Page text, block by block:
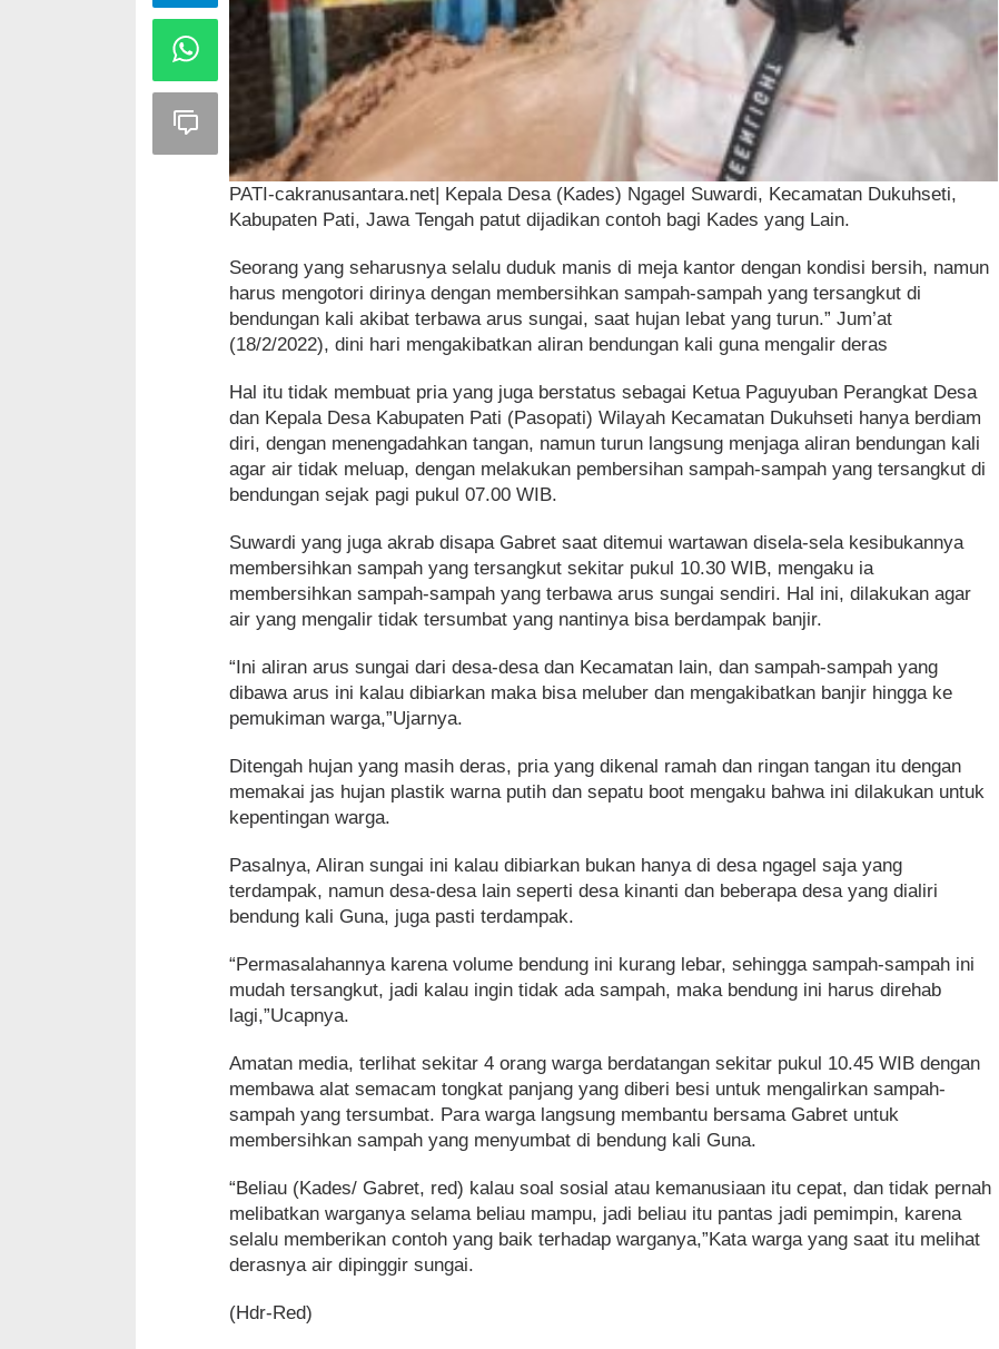
PATI-cakranusantara.net| Kepala Desa (Kades) Ngagel Suwardi, Kecamatan Dukuhseti,
Kabupaten Pati, Jawa Tengah patut dijadikan contoh bagi Kades yang Lain.
Seorang yang seharusnya selalu duduk manis di meja kantor dengan kondisi bersih, namun
harus mengotori dirinya dengan membersihkan sampah-sampah yang tersangkut di
bendungan kali akibat terbawa arus sungai, saat hujan lebat yang turun.” Jum’at
(18/2/2022), dini hari mengakibatkan aliran bendungan kali guna mengalir deras
Hal itu tidak membuat pria yang juga berstatus sebagai Ketua Paguyuban Perangkat Desa
dan Kepala Desa Kabupaten Pati (Pasopati) Wilayah Kecamatan Dukuhseti hanya berdiam
diri, dengan menengadahkan tangan, namun turun langsung menjaga aliran bendungan kali
agar air tidak meluap, dengan melakukan pembersihan sampah-sampah yang tersangkut di
bendungan sejak pagi pukul 07.00 WIB.
Suwardi yang juga akrab disapa Gabret saat ditemui wartawan disela-sela kesibukannya
membersihkan sampah yang tersangkut sekitar pukul 10.30 WIB, mengaku ia
membersihkan sampah-sampah yang terbawa arus sungai sendiri. Hal ini, dilakukan agar
air yang mengalir tidak tersumbat yang nantinya bisa berdampak banjir.
“Ini aliran arus sungai dari desa-desa dan Kecamatan lain, dan sampah-sampah yang
dibawa arus ini kalau dibiarkan maka bisa meluber dan mengakibatkan banjir hingga ke
pemukiman warga,”Ujarnya.
Ditengah hujan yang masih deras, pria yang dikenal ramah dan ringan tangan itu dengan
memakai jas hujan plastik warna putih dan sepatu boot mengaku bahwa ini dilakukan untuk
kepentingan warga.
Pasalnya, Aliran sungai ini kalau dibiarkan bukan hanya di desa ngagel saja yang
terdampak, namun desa-desa lain seperti desa kinanti dan beberapa desa yang dialiri
bendung kali Guna, juga pasti terdampak.
“Permasalahannya karena volume bendung ini kurang lebar, sehingga sampah-sampah ini
mudah tersangkut, jadi kalau ingin tidak ada sampah, maka bendung ini harus direhab
lagi,”Ucapnya.
Amatan media, terlihat sekitar 4 orang warga berdatangan sekitar pukul 10.45 WIB dengan
membawa alat semacam tongkat panjang yang diberi besi untuk mengalirkan sampah-
sampah yang tersumbat. Para warga langsung membantu bersama Gabret untuk
membersihkan sampah yang menyumbat di bendung kali Guna.
“Beliau (Kades/ Gabret, red) kalau soal sosial atau kemanusiaan itu cepat, dan tidak pernah
melibatkan warganya selama beliau mampu, jadi beliau itu pantas jadi pemimpin, karena
selalu memberikan contoh yang baik terhadap warganya,”Kata warga yang saat itu melihat
derasnya air dipinggir sungai.
(Hdr-Red)